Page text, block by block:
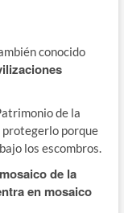
conocido
de la
protegerlo porque
los escombros.
de la
en mosaico